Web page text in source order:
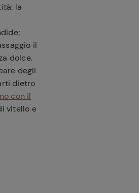
la
il
dolce.
degli
dietro
con il
vitello e